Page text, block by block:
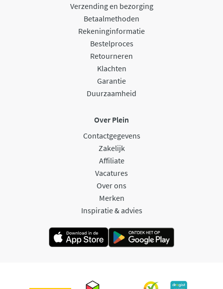
Verzending en bezorging
Betaalmethoden
Rekeninginformatie
Bestelproces
Retourneren
Klachten
Garantie
Duurzaamheid
Over Plein
Contactgegevens
Zakelijk
Affiliate
Vacatures
Over ons
Merken
Inspiratie & advies